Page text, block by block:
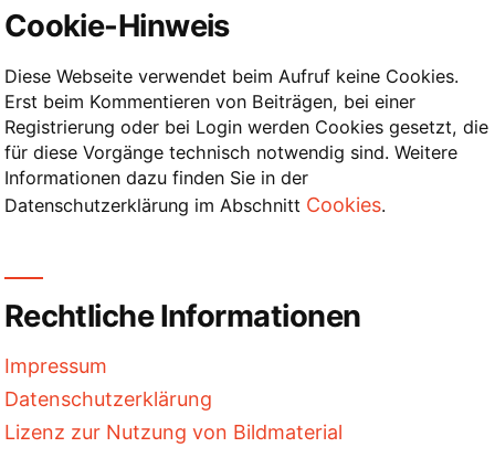
Cookie-Hinweis
Diese Webseite verwendet beim Aufruf keine Cookies.
Erst beim Kommentieren von Beiträgen, bei einer
Registrierung oder bei Login werden Cookies gesetzt, die
für diese Vorgänge technisch notwendig sind. Weitere
Informationen dazu finden Sie in der
Datenschutzerklärung im Abschnitt Cookies.
Rechtliche Informationen
Impressum
Datenschutzerklärung
Lizenz zur Nutzung von Bildmaterial